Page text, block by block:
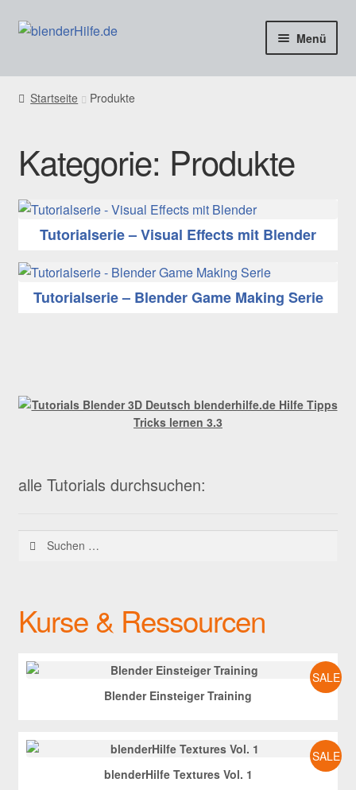
Zur
Zum
Menü
freie Tutorials
Coaching & Aufträge
Kontakt
SHOP
Startseite Produkte
Kategorie: Produkte
Tutorialserie – Visual Effects mit Blender
Tutorialserie – Blender Game Making Serie
alle Tutorials durchsuchen:
Suchen
nach:
Kurse & Ressourcen
SALE
Blender Einsteiger Training
SALE
blenderHilfe Textures Vol. 1